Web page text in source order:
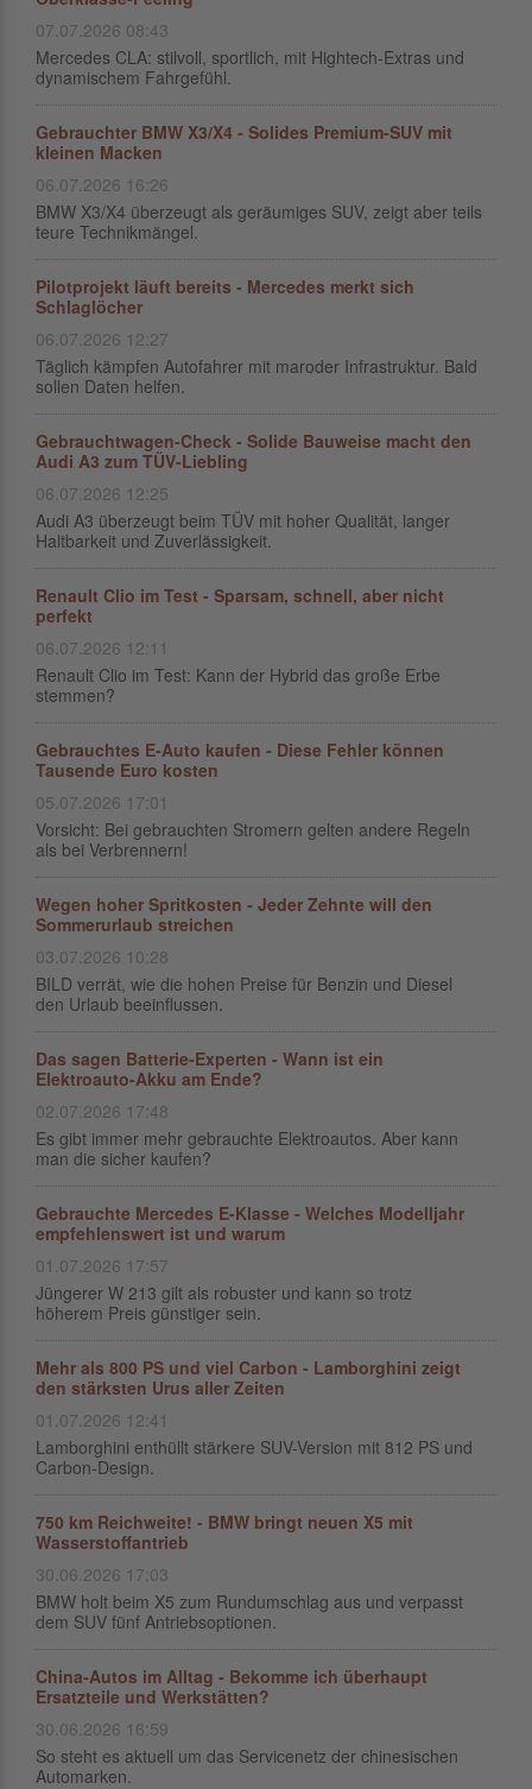
07.07.2026 08:43
Mercedes CLA: stilvoll, sportlich, mit Hightech-Extras und
dynamischem Fahrgefühl.
Gebrauchter BMW X3/X4 - Solides Premium-SUV mit
kleinen Macken
06.07.2026 16:26
BMW X3/X4 überzeugt als geräumiges SUV, zeigt aber teils
teure Technikmängel.
Pilotprojekt läuft bereits - Mercedes merkt sich
Schlaglöcher
06.07.2026 12:27
Täglich kämpfen Autofahrer mit maroder Infrastruktur. Bald
sollen Daten helfen.
Gebrauchtwagen-Check - Solide Bauweise macht den
Audi A3 zum TÜV-Liebling
06.07.2026 12:25
Audi A3 überzeugt beim TÜV mit hoher Qualität, langer
Haltbarkeit und Zuverlässigkeit.
Renault Clio im Test - Sparsam, schnell, aber nicht
perfekt
06.07.2026 12:11
Renault Clio im Test: Kann der Hybrid das große Erbe
stemmen?
Gebrauchtes E-Auto kaufen - Diese Fehler können
Tausende Euro kosten
05.07.2026 17:01
Vorsicht: Bei gebrauchten Stromern gelten andere Regeln
als bei Verbrennern!
Wegen hoher Spritkosten - Jeder Zehnte will den
Sommerurlaub streichen
03.07.2026 10:28
BILD verrät, wie die hohen Preise für Benzin und Diesel
den Urlaub beeinflussen.
Das sagen Batterie-Experten - Wann ist ein
Elektroauto-Akku am Ende?
02.07.2026 17:48
Es gibt immer mehr gebrauchte Elektroautos. Aber kann
man die sicher kaufen?
Gebrauchte Mercedes E-Klasse - Welches Modelljahr
empfehlenswert ist und warum
01.07.2026 17:57
Jüngerer W 213 gilt als robuster und kann so trotz
höherem Preis günstiger sein.
Mehr als 800 PS und viel Carbon - Lamborghini zeigt
den stärksten Urus aller Zeiten
01.07.2026 12:41
Lamborghini enthüllt stärkere SUV-Version mit 812 PS und
Carbon-Design.
750 km Reichweite! - BMW bringt neuen X5 mit
Wasserstoffantrieb
30.06.2026 17:03
BMW holt beim X5 zum Rundumschlag aus und verpasst
dem SUV fünf Antriebsoptionen.
China-Autos im Alltag - Bekomme ich überhaupt
Ersatzteile und Werkstätten?
30.06.2026 16:59
So steht es aktuell um das Servicenetz der chinesischen
Automarken.